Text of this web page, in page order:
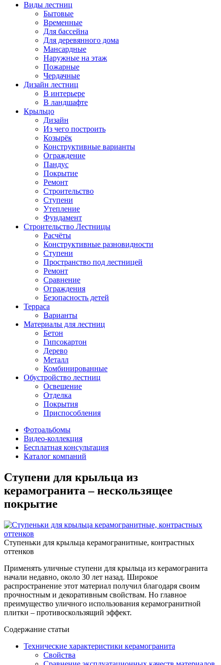
Виды лестниц
Бытовые
Временные
Для бассейна
Для деревянного дома
Мансардные
Наружные на этаж
Пожарные
Чердачные
Дизайн лестниц
В интерьере
В ландшафте
Крыльцо
Дизайн
Из чего построить
Козырёк
Конструктивные варианты
Ограждение
Пандус
Покрытие
Ремонт
Строительство
Ступени
Утепление
Фундамент
Строительство Лестницы
Расчёты
Конструктивные разновидности
Ступени
Пространство под лестницей
Ремонт
Сравнение
Ограждения
Безопасность детей
Терраса
Варианты
Материалы для лестниц
Бетон
Гипсокартон
Дерево
Металл
Комбинированные
Обустройство лестниц
Освещение
Отделка
Покрытия
Приспособления
Фотоальбомы
Видео-коллекция
Бесплатная консультация
Каталог компаний
Ступени для крыльца из
керамогранита – нескользящее
покрытие
Ступеньки для крыльца керамогранитные, контрастных
оттенков
Применять уличные ступени для крыльца из керамогранита
начали недавно, около 30 лет назад. Широкое
распространение этот материал получил благодаря своим
прочностным и декоративным свойствам. Но главное
преимущество уличного использования керамогранитной
плитки – противоскользящий эффект.
Содержание статьи
Технические характеристики керамогранита
Свойства